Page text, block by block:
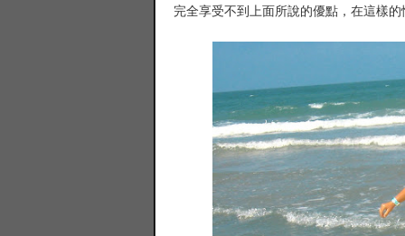
完全享受不到上面所說的優點，在這樣